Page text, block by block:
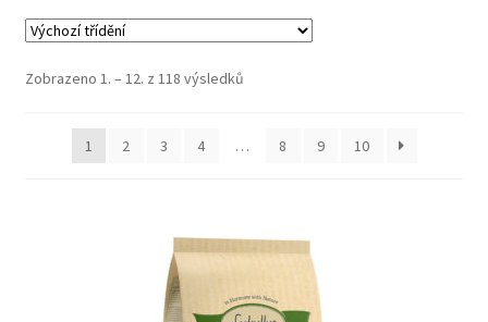
Pokladna
Concept for Life pro kočky — Krmivo pro každou životní
Feringa pro kočky — Lisované za studena a přírodní
Fontány pro kočky
Zobrazeno 1. – 12. z 118 výsledků
1 2 3 4 … 8 9 10